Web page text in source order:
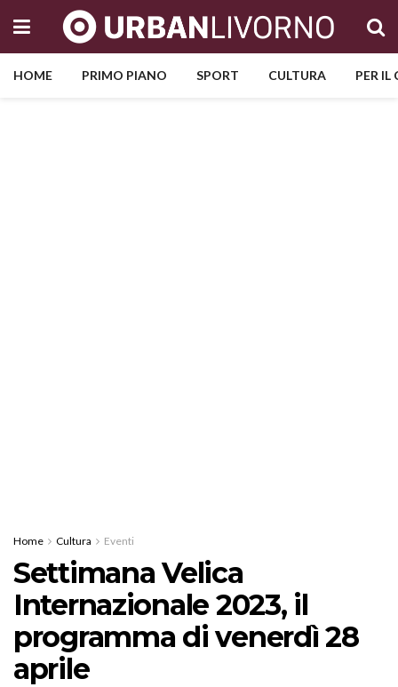
HOME PRIMO PIANO SPORT CULTURA PER
Home Cultura Eventi
Settimana Velica
Internazionale 2023, il
programma di venerdì 28
aprile